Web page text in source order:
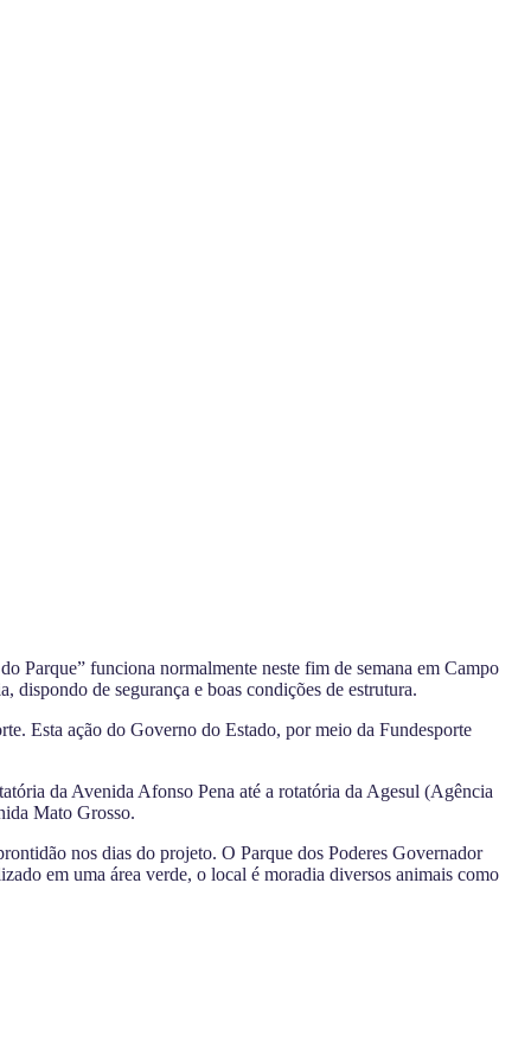
Parque” funciona normalmente neste fim de semana em Campo
dispondo de segurança e boas condições de estrutura.
Esta ação do Governo do Estado, por meio da Fundesporte
da Avenida Afonso Pena até a rotatória da Agesul (Agência
Mato Grosso.
nos dias do projeto. O Parque dos Poderes Governador
em uma área verde, o local é moradia diversos animais como